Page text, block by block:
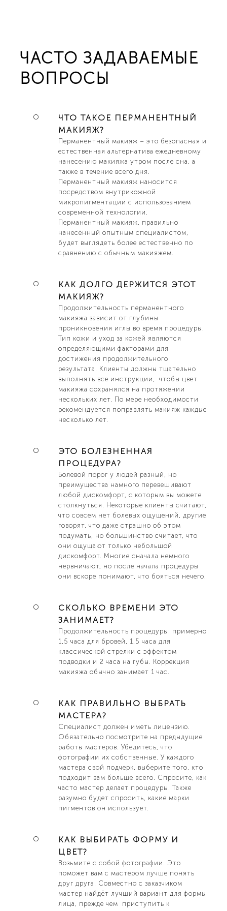
ЧАСТО ЗАДАВАЕМЫЕ
ВОПРОСЫ
ЧТО ТАКОЕ ПЕРМАНЕНТНЫЙ
МАКИЯЖ?
Перманентный макияж – это безопасная и
естественная альтернатива ежедневному
нанесению макияжа утром после сна, а
также в течение всего дня.
Перманентный макияж наносится
посредством внутрикожной
микропигментации с использованием
современной технологии.
Перманентный макияж, правильно
нанесённый опытным специалистом,
будет выглядеть более естественно по
сравнению с обычным макияжем.
КАК ДОЛГО ДЕРЖИТСЯ ЭТОТ
МАКИЯЖ?
Продолжительность перманентнoгo
макияжa зависит от глубины
проникновения иглы во время процедуры.
Тип кожи и уход за кожей являются
определяющими факторами для
достижения продолжительного
результата. Клиенты должны тщательно
выполнять все инструкции, чтобы цвет
макияжa сохранялся на протяжении
нескольких лет. По мере необходимости
рекомендуется поправлять макияж каждые
несколько лет.
ЭТО БОЛЕЗНЕННАЯ
ПРОЦЕДУРА?
Болевой порог у людей разный, но
преимущества намного перевешивают
любой дискомфорт, с которым вы можете
столкнуться. Некоторые клиенты считают,
что совсем нет болевых ощущений, другие
говорят, что даже страшно об этом
подумать, но большинство считает, что
они ощущают только небольшой
дискомфорт. Многие сначала немного
нервничают, но после начала процедуры
они вскоре понимают, что бояться нечего.
СКОЛЬКО ВРЕМЕНИ ЭТО
ЗАНИМАЕТ?
Продолжительность процедуры: примерно
1,5 часа для бровей, 1,5 часа для
классической стрелки с эффектом
подводки и 2 часа на губы. Коррекция
макияжа обычно занимает 1 час.
КАК ПРАВИЛЬНО ВЫБРАТЬ
МАСТЕРА?
Специалист должен иметь лицензию.
Обязательно посмотрите на предыдущие
работы мастеров. Убедитесь, что
фотографии их собственные. У каждого
мастера свой подчерк, выберите того, кто
подходит вам больше всего. Спросите, как
часто мастер делает процедуры. Также
разумно будет спросить, какие марки
пигментов он использует.
КАК ВЫБИРАТЬ ФОРМУ И
ЦВЕТ?
Возьмите с собой фотографии. Это
поможет вам c мастером лучше понять
друг друга. Совместно с заказчиком
мастер найдёт лучший вариант для формы
лица, прежде чем приступить к